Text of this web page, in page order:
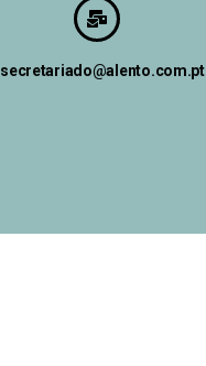
secretariado@alento.com.pt